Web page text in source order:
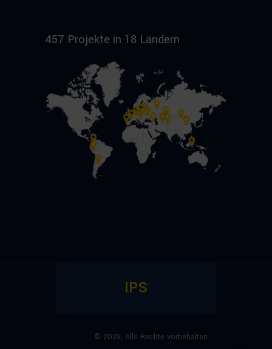
457 Projekte in 18 Ländern
IPS
© 2025, Alle Rechte vorbehalten